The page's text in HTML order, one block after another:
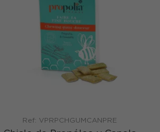
Ref: VPRPCHGUMCANPRE